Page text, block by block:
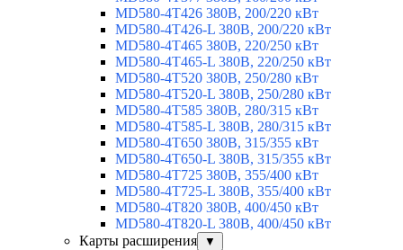
MD580-4T426 380В, 200/220 кВт
MD580-4T426-L 380В, 200/220 кВт
MD580-4T465 380В, 220/250 кВт
MD580-4T465-L 380В, 220/250 кВт
MD580-4T520 380В, 250/280 кВт
MD580-4T520-L 380В, 250/280 кВт
MD580-4T585 380В, 280/315 кВт
MD580-4T585-L 380В, 280/315 кВт
MD580-4T650 380В, 315/355 кВт
MD580-4T650-L 380В, 315/355 кВт
MD580-4T725 380В, 355/400 кВт
MD580-4T725-L 380В, 355/400 кВт
MD580-4T820 380В, 400/450 кВт
MD580-4T820-L 380В, 400/450 кВт
Карты расширения
▼